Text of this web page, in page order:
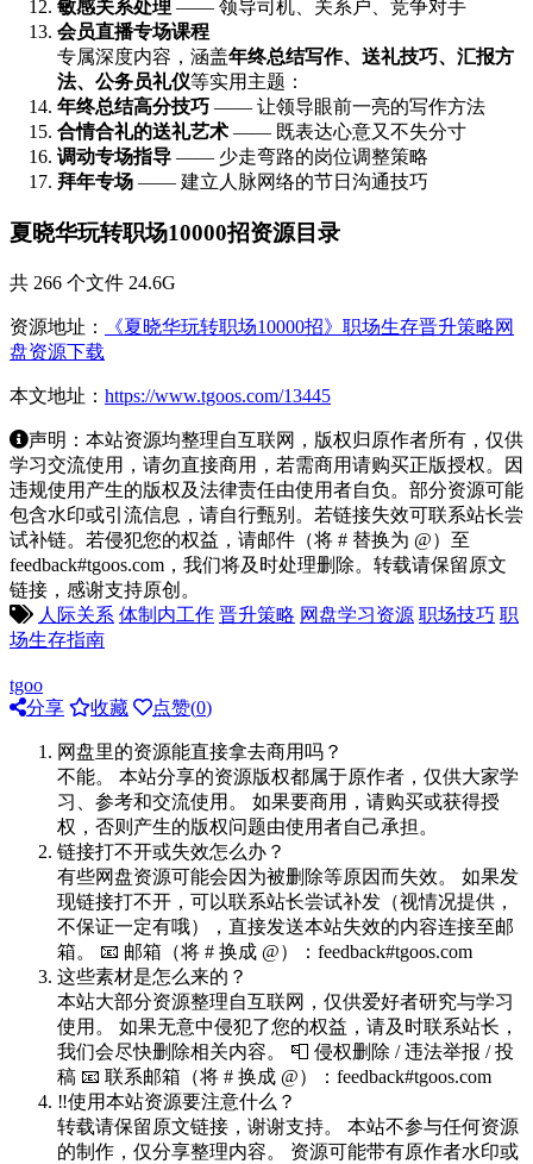
敏感关系处理 —— 领导司机、关系户、竞争对手
会员直播专场课程
专属深度内容，涵盖年终总结写作、送礼技巧、汇报方
法、公务员礼仪等实用主题：
年终总结高分技巧 —— 让领导眼前一亮的写作方法
合情合礼的送礼艺术 —— 既表达心意又不失分寸
调动专场指导 —— 少走弯路的岗位调整策略
拜年专场 —— 建立人脉网络的节日沟通技巧
夏晓华玩转职场10000招资源目录
共 266 个文件 24.6G
资源地址：
《夏晓华玩转职场10000招》职场生存晋升策略网
盘资源下载
本文地址： https://www.tgoos.com/13445
声明：本站资源均整理自互联网，版权归原作者所有，仅供
学习交流使用，请勿直接商用，若需商用请购买正版授权。因
违规使用产生的版权及法律责任由使用者自负。部分资源可能
包含水印或引流信息，请自行甄别。若链接失效可联系站长尝
试补链。若侵犯您的权益，请邮件（将 # 替换为 @）至
feedback#tgoos.com，我们将及时处理删除。转载请保留原文
链接，感谢支持原创。
人际关系 体制内工作 晋升策略 网盘学习资源 职场技巧 职
场生存指南
tgoo
分享
收藏 点赞(0)
网盘里的资源能直接拿去商用吗？
不能。 本站分享的资源版权都属于原作者，仅供大家学
习、参考和交流使用。 如果要商用，请购买或获得授
权，否则产生的版权问题由使用者自己承担。
链接打不开或失效怎么办？
有些网盘资源可能会因为被删除等原因而失效。 如果发
现链接打不开，可以联系站长尝试补发（视情况提供，
不保证一定有哦），直接发送本站失效的内容连接至邮
箱。 📧 邮箱（将 # 换成 @）：feedback#tgoos.com
这些素材是怎么来的？
本站大部分资源整理自互联网，仅供爱好者研究与学习
使用。 如果无意中侵犯了您的权益，请及时联系站长，
我们会尽快删除相关内容。 📮 侵权删除 / 违法举报 / 投
稿 📧 联系邮箱（将 # 换成 @）：feedback#tgoos.com
‼️使用本站资源要注意什么？
转载请保留原文链接，谢谢支持。 本站不参与任何资源
的制作，仅分享整理内容。 资源可能带有原作者水印或